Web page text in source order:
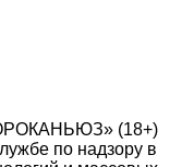
(18+)
по надзору в